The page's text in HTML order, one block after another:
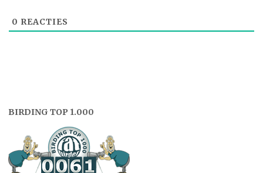
0 REACTIES
BIRDING TOP 1.000